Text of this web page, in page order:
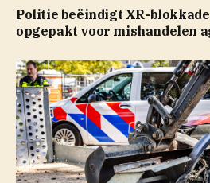
Politie beëindigt XR-
opgepakt voor mishandelen